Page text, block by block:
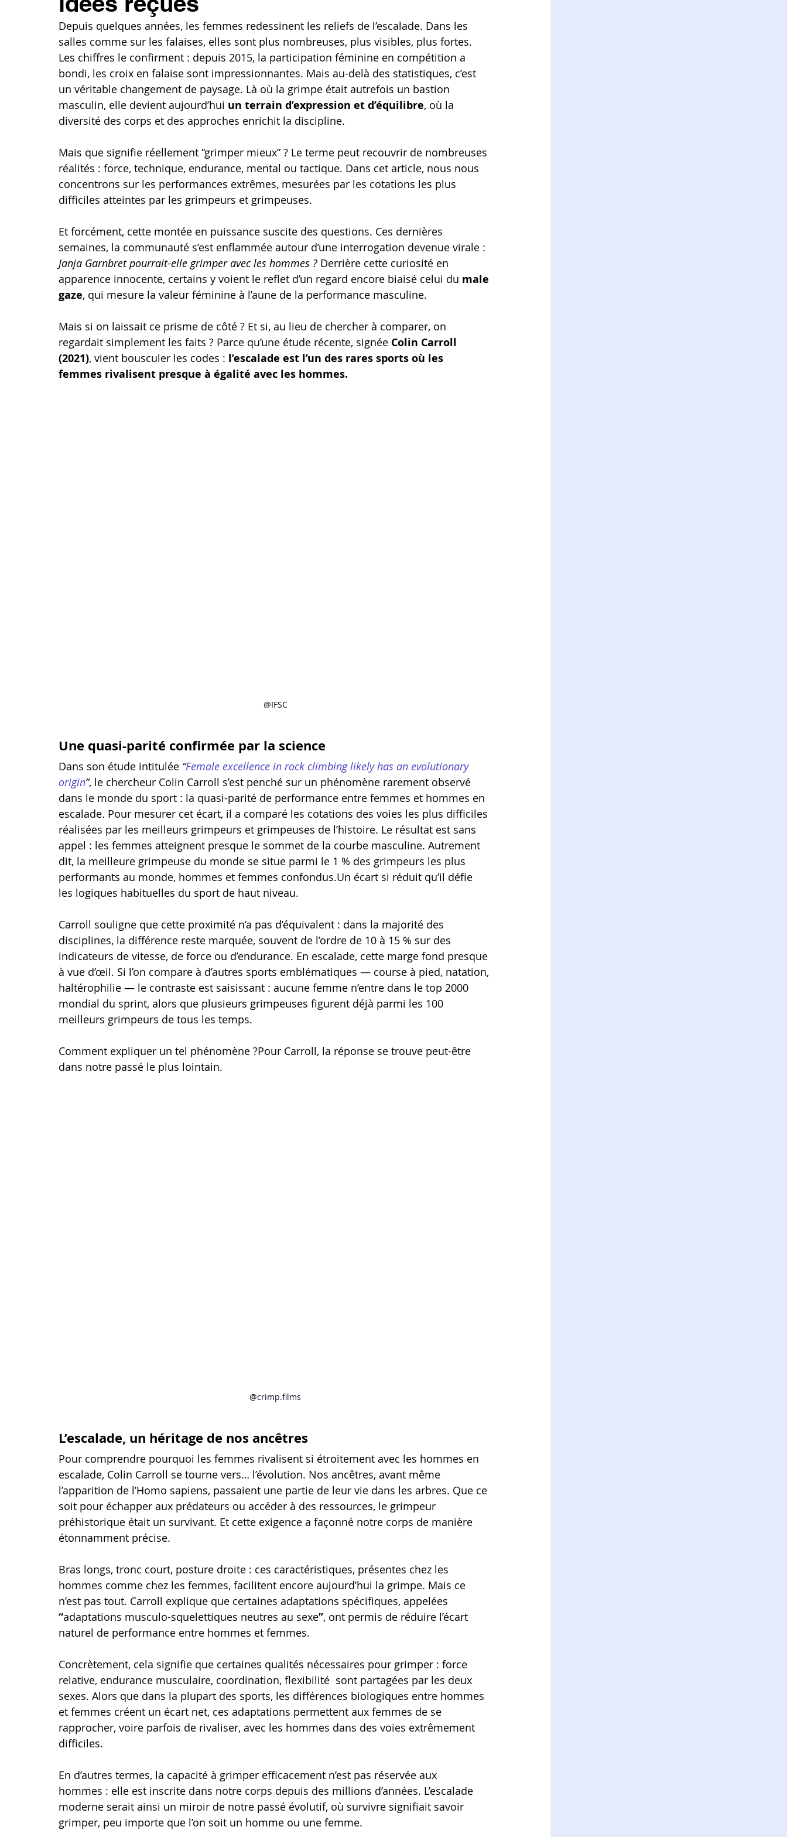
Depuis quelques années, les femmes redessinent les reliefs de l’escalade. Dans les
salles comme sur les falaises, elles sont plus nombreuses, plus visibles, plus fortes.
Les chiffres le confirment : depuis 2015, la participation féminine en compétition a
bondi, les croix en falaise sont impressionnantes. Mais au-delà des statistiques, c’est
un véritable changement de paysage. Là où la grimpe était autrefois un bastion
masculin, elle devient aujourd’hui un terrain d’expression et d’équilibre, où la
diversité des corps et des approches enrichit la discipline.
Mais que signifie réellement “grimper mieux” ? Le terme peut recouvrir de nombreuses
réalités : force, technique, endurance, mental ou tactique. Dans cet article, nous nous
concentrons sur les performances extrêmes, mesurées par les cotations les plus
difficiles atteintes par les grimpeurs et grimpeuses.
Et forcément, cette montée en puissance suscite des questions. Ces dernières
semaines, la communauté s’est enflammée autour d’une interrogation devenue virale :
Janja Garnbret pourrait-elle grimper avec les hommes ? Derrière cette curiosité en
apparence innocente, certains y voient le reflet d’un regard encore biaisé celui du male
gaze, qui mesure la valeur féminine à l’aune de la performance masculine.
Mais si on laissait ce prisme de côté ? Et si, au lieu de chercher à comparer, on
regardait simplement les faits ? Parce qu’une étude récente, signée Colin Carroll
(2021), vient bousculer les codes : l’escalade est l’un des rares sports où les
femmes rivalisent presque à égalité avec les hommes.
@IFSC
Une quasi-parité confirmée par la science
Dans son étude intitulée “Female excellence in rock climbing likely has an evolutionary
origin”, le chercheur Colin Carroll s’est penché sur un phénomène rarement observé
dans le monde du sport : la quasi-parité de performance entre femmes et hommes en
escalade. Pour mesurer cet écart, il a comparé les cotations des voies les plus difficiles
réalisées par les meilleurs grimpeurs et grimpeuses de l’histoire. Le résultat est sans
appel : les femmes atteignent presque le sommet de la courbe masculine. Autrement
dit, la meilleure grimpeuse du monde se situe parmi le 1 % des grimpeurs les plus
performants au monde, hommes et femmes confondus.Un écart si réduit qu’il défie
les logiques habituelles du sport de haut niveau.
Carroll souligne que cette proximité n’a pas d’équivalent : dans la majorité des
disciplines, la différence reste marquée, souvent de l’ordre de 10 à 15 % sur des
indicateurs de vitesse, de force ou d’endurance. En escalade, cette marge fond presque
à vue d’œil. Si l’on compare à d’autres sports emblématiques — course à pied, natation,
haltérophilie — le contraste est saisissant : aucune femme n’entre dans le top 2000
mondial du sprint, alors que plusieurs grimpeuses figurent déjà parmi les 100
meilleurs grimpeurs de tous les temps.
Comment expliquer un tel phénomène ?Pour Carroll, la réponse se trouve peut-être
dans notre passé le plus lointain.
@crimp.films
L’escalade, un héritage de nos ancêtres
Pour comprendre pourquoi les femmes rivalisent si étroitement avec les hommes en
escalade, Colin Carroll se tourne vers… l’évolution. Nos ancêtres, avant même
l’apparition de l’Homo sapiens, passaient une partie de leur vie dans les arbres. Que ce
soit pour échapper aux prédateurs ou accéder à des ressources, le grimpeur
préhistorique était un survivant. Et cette exigence a façonné notre corps de manière
étonnamment précise.
Bras longs, tronc court, posture droite : ces caractéristiques, présentes chez les
hommes comme chez les femmes, facilitent encore aujourd’hui la grimpe. Mais ce
n’est pas tout. Carroll explique que certaines adaptations spécifiques, appelées
“adaptations musculo-squelettiques neutres au sexe”, ont permis de réduire l’écart
naturel de performance entre hommes et femmes.
Concrètement, cela signifie que certaines qualités nécessaires pour grimper : force
relative, endurance musculaire, coordination, flexibilité  sont partagées par les deux
sexes. Alors que dans la plupart des sports, les différences biologiques entre hommes
et femmes créent un écart net, ces adaptations permettent aux femmes de se
rapprocher, voire parfois de rivaliser, avec les hommes dans des voies extrêmement
difficiles.
En d’autres termes, la capacité à grimper efficacement n’est pas réservée aux
hommes : elle est inscrite dans notre corps depuis des millions d’années. L’escalade
moderne serait ainsi un miroir de notre passé évolutif, où survivre signifiait savoir
grimper, peu importe que l’on soit un homme ou une femme.